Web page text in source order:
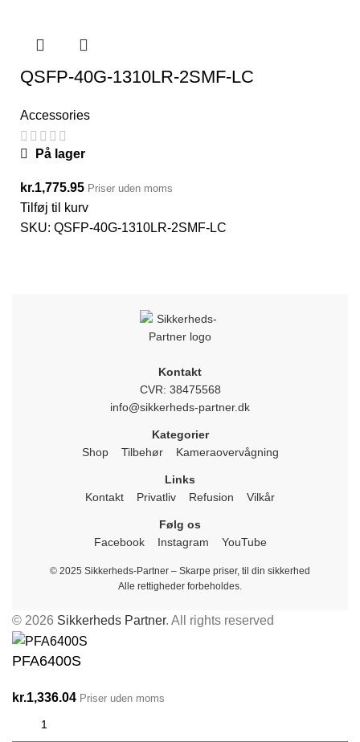
QSFP-40G-1310LR-2SMF-LC
Accessories
På lager
kr.1,775.95 Priser uden moms
Tilføj til kurv
SKU: QSFP-40G-1310LR-2SMF-LC
Kontakt
CVR: 38475568
info@sikkerheds-partner.dk
Kategorier
Shop
Tilbehør Kameraovervågning
Links
Kontakt
Privatliv Refusion Vilkår
Følg os
Facebook
Instagram YouTube
© 2025 Sikkerheds-Partner – Skarpe priser, til din sikkerhed
Alle rettigheder forbeholdes.
© 2026 Sikkerheds Partner. All rights reserved
PFA6400S
kr.1,336.04 Priser uden moms